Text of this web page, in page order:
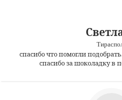
спасибо что помогли
спасибо за шоколадку в